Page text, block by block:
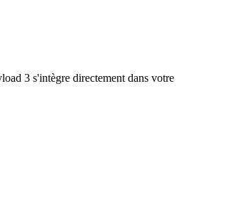
3 s'intègre directement dans votre